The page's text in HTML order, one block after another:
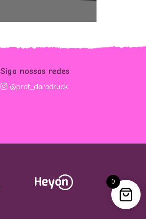
Siga nossas redes
@prof_daradruck
0